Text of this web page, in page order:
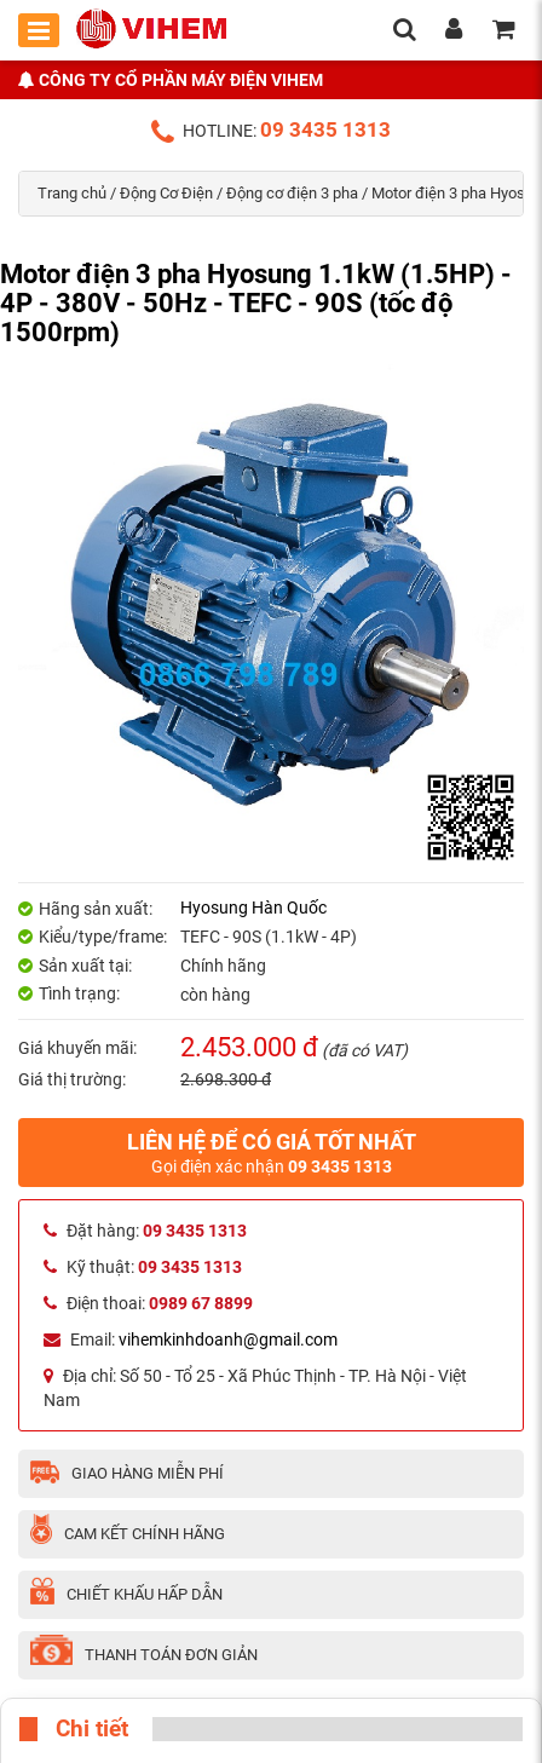
CÔNG TY CỔ PHẦN MÁY ĐIỆN VIHEM
HOTLINE:09 3435 1313
Trang chủ / Động Cơ Điện / Động cơ điện 3 pha / Motor điện 3 pha
Motor điện 3 pha Hyosung 1.1kW (1.5HP) -
4P - 380V - 50Hz - TEFC - 90S (tốc độ
1500rpm)
Hãng sản xuất:
Hyosung Hàn Quốc
Kiểu/type/frame:
TEFC - 90S (1.1kW - 4P)
Sản xuất tại:
Chính hãng
Tình trạng:
còn hàng
Giá khuyến mãi: 2.453.000 đ (đã có VAT)
Giá thị trường:
2.698.300 đ
LIÊN HỆ ĐỂ CÓ GIÁ TỐT NHẤT
Gọi điện xác nhận 09 3435 1313
Đặt hàng:09 3435 1313
Kỹ thuật:09 3435 1313
Điện thoai:0989 67 8899
Email:vihemkinhdoanh@gmail.com
Địa chỉ:Số 50 - Tổ 25 - Xã Phúc Thịnh - TP. Hà Nội - Việt
Nam
GIAO HÀNG MIỄN PHÍ
CAM KẾT CHÍNH HÃNG
CHIẾT KHẤU HẤP DẪN
THANH TOÁN ĐƠN GIẢN
Chi tiết